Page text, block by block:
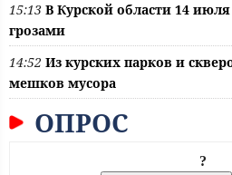
15:13 В Курской области 14
грозами
14:52 Из курских парков и
мешков мусора
ОПРОС
?